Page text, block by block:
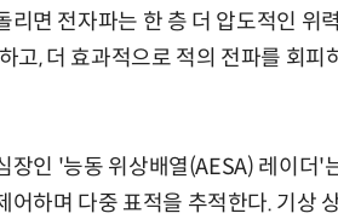
리면 전자파는 한 층 더 압도적인 위
고, 더 효과적으로 적의 전파를 회
장인 '능동 위상배열(AESA) 레이더
하며 다중 표적을 추적한다. 기상